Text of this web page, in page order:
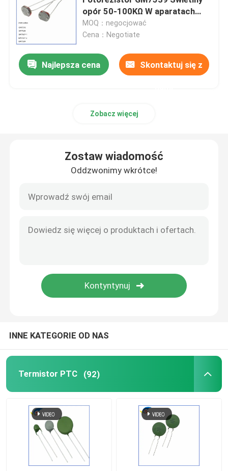
Chip grzewczy PTC
Termistor NTC
Czujnik temperatury NTC
Środki zabezpieczające PPTC do ponownego
Mini bezpiecznik samochodowy
Bezpiecznik do montażu powierzchniowego
Środek odcinający termiczny
opór 50-100KΩ W aparatach
fotograficznych
MOQ：negocjować
Cena：Negotiate
Najlepsza cena Skontaktuj się z
Zobacz więcej
Zostaw wiadomość
Oddzwonimy wkrótce!
INNE KATEGORIE OD NAS
Termistor PTC (92)